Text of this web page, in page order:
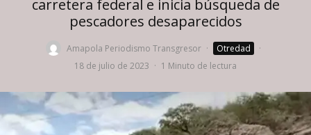
carretera federal e inicia búsqueda de
pescadores desaparecidos
Amapola Periodismo Transgresor · Otredad
·
18 de julio de 2023 · 1 Minuto de lectura